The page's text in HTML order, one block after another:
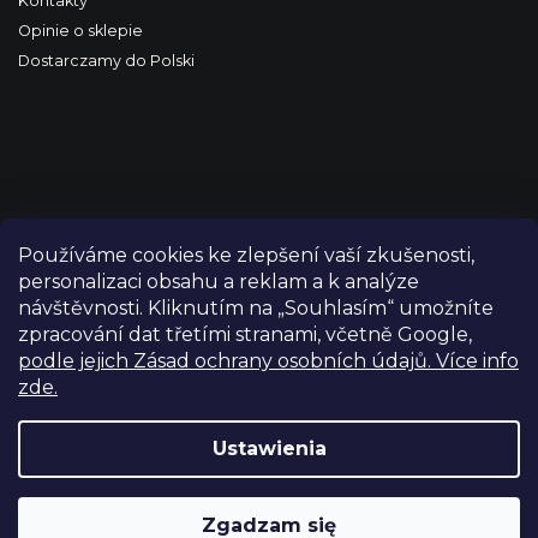
Používáme cookies ke zlepšení vaší zkušenosti,
personalizaci obsahu a reklam a k analýze
návštěvnosti. Kliknutím na „Souhlasím“ umožníte
zpracování dat třetími stranami, včetně Google,
podle jejich Zásad ochrany osobních údajů. Více info
zde.
Ustawienia
Zgadzam się
Opinie o sklepie
Dostarczamy do Polski
Opracował Shoptet
zastrzeżone.
Edytuj ustawienia plików cookie